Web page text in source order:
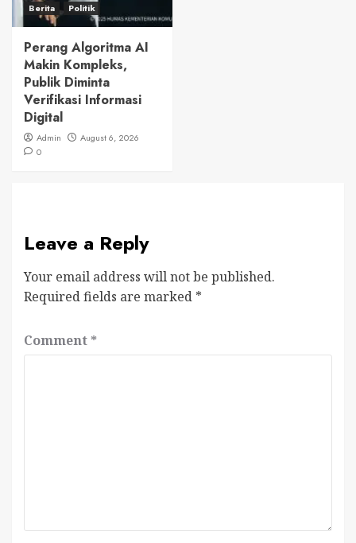
Berita Politik
Perang Algoritma AI
Makin Kompleks,
Publik Diminta
Verifikasi Informasi
Digital
Admin
August 6, 2026
0
Leave a Reply
Your email address will not be published.
Required fields are marked *
Comment *